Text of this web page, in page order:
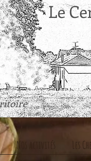
Le
Nos activités Les